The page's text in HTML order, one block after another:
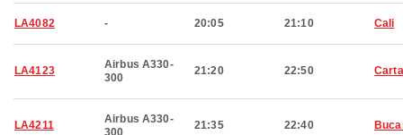
LA4082 - 20:05 21:10 Cali
LA4123
Airbus A330-
300
21:20 22:50
LA4211
Airbus A330-
300
21:35 22:40